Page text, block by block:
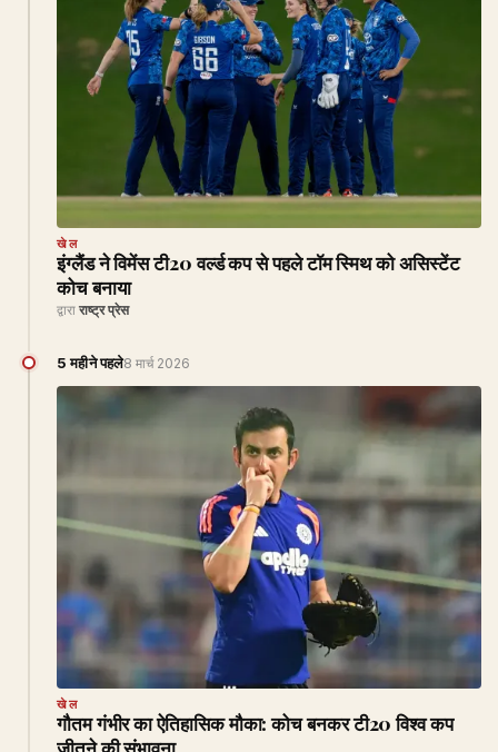
खेल
इंग्लैंड ने विमेंस टी20 वर्ल्ड कप से पहले टॉम स्मिथ को असिस्टेंट
कोच बनाया
द्वारा राष्ट्र प्रेस
5 महीने पहले8 मार्च 2026
खेल
गौतम गंभीर का ऐतिहासिक मौका: कोच बनकर टी20 विश्व कप